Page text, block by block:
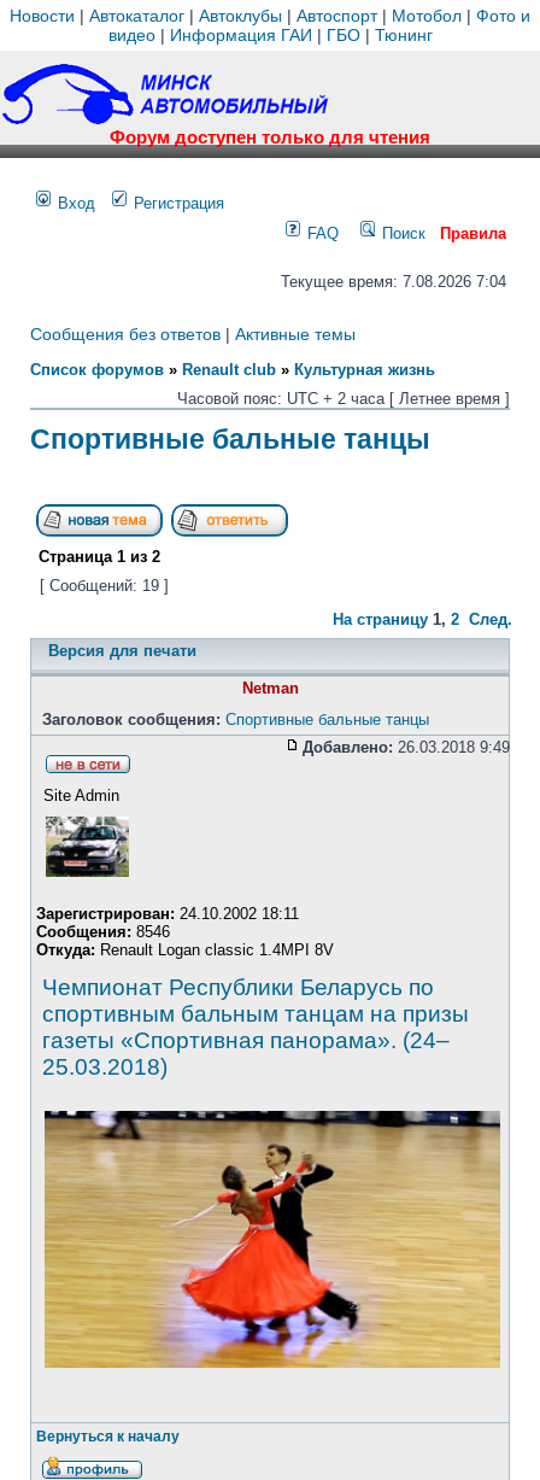
Новости | Автокаталог | Автоклубы | Автоспорт| Мотобол | Фото и
видео| Информация ГАИ | ГБО| Тюнинг
Форум доступен только для чтения
Вход
Регистрация
FAQ
Поиск Правила
Текущее время: 7.08.2026 7:04
Сообщения без ответов | Активные темы
Список форумов » Renault club » Культурная жизнь
Часовой пояс: UTC + 2 часа [ Летнее время ]
Спортивные бальные танцы
Страница 1 из 2
[ Сообщений: 19 ]
На страницу 1, 2 След.
Версия для печати
Netman
Заголовок сообщения: Спортивные бальные танцы
Добавлено: 26.03.2018 9:49
Site Admin
Зарегистрирован: 24.10.2002 18:11
Сообщения: 8546
Откуда: Renault Logan classic 1.4MPI 8V
Чемпионат Республики Беларусь по
спортивным бальным танцам на призы
газеты «Спортивная панорама». (24–
25.03.2018)
Вернуться к началу